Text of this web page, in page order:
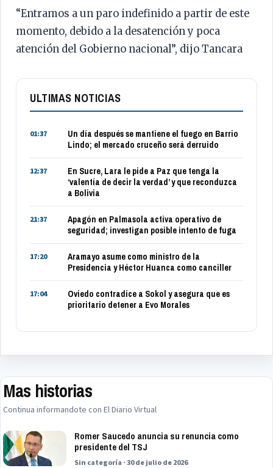
“Entramos a un paro indefinido a partir de este
momento, debido a la desatención y poca
atención del Gobierno nacional”, dijo Tancara
ULTIMAS NOTICIAS
01:37
Un día después se mantiene el fuego en Barrio
Lindo; el mercado cruceño será derruido
12:37
En Sucre, Lara le pide a Paz que tenga la
‘valentía de decir la verdad’ y que reconduzca
a Bolivia
21:37
Apagón en Palmasola activa operativo de
seguridad; investigan posible intento de fuga
17:20
Aramayo asume como ministro de la
Presidencia y Héctor Huanca como canciller
17:04
Oviedo contradice a Sokol y asegura que es
prioritario detener a Evo Morales
Mas historias
Continua informandote con El Diario Virtual
Romer Saucedo anuncia su renuncia como
presidente del TSJ
Sin categoría · 30 de julio de 2026